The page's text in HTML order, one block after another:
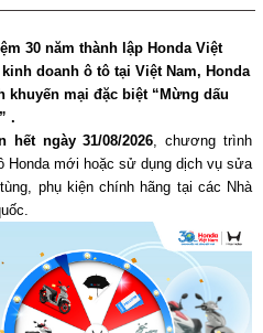
30 năm thành lập Honda Việt
doanh ô tô tại Việt Nam, Honda
mại đặc biệt “Mừng dấu
.
hết ngày 31/08/2026 , chương trình
Honda mới hoặc sử dụng dịch vụ sửa
phụ kiện chính hãng tại các Nhà